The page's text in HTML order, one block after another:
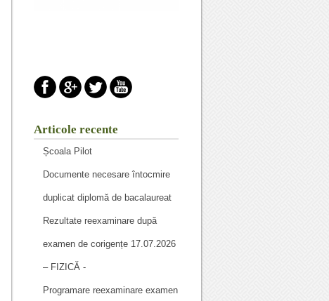
Articole recente
Școala Pilot
Documente necesare întocmire
duplicat diplomă de bacalaureat
Rezultate reexaminare după
examen de corigențe 17.07.2026
– FIZICĂ -
Programare reexaminare examen